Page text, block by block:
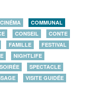
CINÉMA
COMMUNAL
CONSEIL
CONTE
FAMILLE
FESTIVAL
NIGHTLIFE
SOIRÉE
SPECTACLE
VISITE GUIDÉE